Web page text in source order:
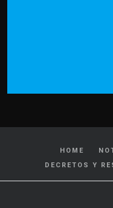
HOME
DECRETOS Y